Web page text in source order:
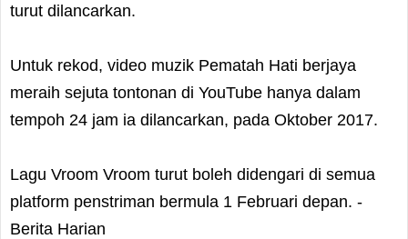
turut dilancarkan.
Untuk rekod, video muzik Pematah Hati berjaya
meraih sejuta tontonan di YouTube hanya dalam
tempoh 24 jam ia dilancarkan, pada Oktober 2017.
Lagu Vroom Vroom turut boleh didengari di semua
platform penstriman bermula 1 Februari depan. -
Berita Harian